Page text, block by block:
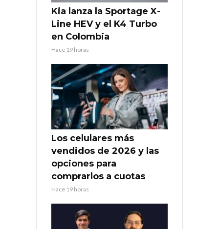
Kia lanza la Sportage X-
Line HEV y el K4 Turbo
en Colombia
Hace 19 horas
Los celulares más
vendidos de 2026 y las
opciones para
comprarlos a cuotas
Hace 19 horas